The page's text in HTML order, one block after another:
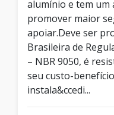
alumínio e tem um
promover maior
apoiar.Deve ser
Brasileira de
– NBR 9050, é
seu custo-
instala&ccedi...